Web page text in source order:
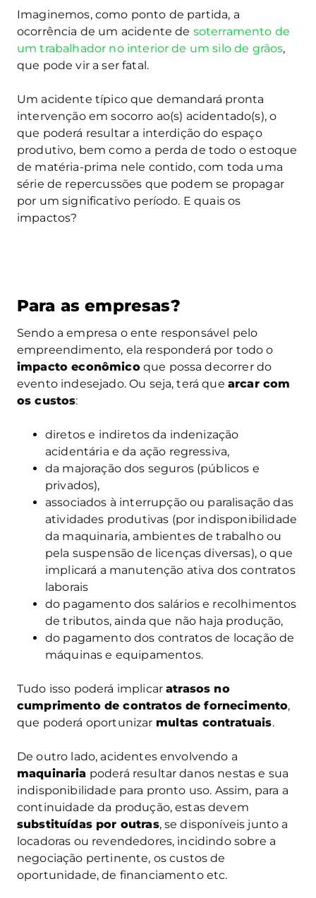
Imaginemos, como ponto de partida, a
ocorrência de um acidente de soterramento de
um trabalhador no interior de um silo de grãos,
que pode vir a ser fatal.
Um acidente típico que demandará pronta
intervenção em socorro ao(s) acidentado(s), o
que poderá resultar a interdição do espaço
produtivo, bem como a perda de todo o estoque
de matéria-prima nele contido, com toda uma
série de repercussões que podem se propagar
por um significativo período. E quais os
impactos?
Para as empresas?
Sendo a empresa o ente responsável pelo
empreendimento, ela responderá por todo o
impacto econômicoque possa decorrer do
evento indesejado. Ou seja, terá que arcar com
os custos:
diretos e indiretos da indenização
acidentária e da ação regressiva,
da majoração dos seguros (públicos e
privados),
associados à interrupção ou paralisação das
atividades produtivas (por indisponibilidade
da maquinaria, ambientes de trabalho ou
pela suspensão de licenças diversas), o que
implicará a manutenção ativa dos contratos
laborais
do pagamento dos salários e recolhimentos
de tributos, ainda que não haja produção,
do pagamento dos contratos de locação de
máquinas e equipamentos.
Tudo isso poderá implicaratrasos no
cumprimento de contratos de fornecimento,
que poderá oportunizar multas contratuais.
De outro lado, acidentes envolvendo a
maquinaria poderá resultar danos nestas e sua
indisponibilidade para pronto uso. Assim, para a
continuidade da produção, estas devem
substituídas por outras, se disponíveis junto a
locadoras ou revendedores, incidindo sobre a
negociação pertinente, os custos de
oportunidade, de financiamento etc.